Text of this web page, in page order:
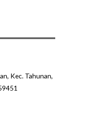
Kec. Tahunan,